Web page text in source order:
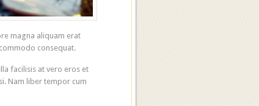
magna aliquam erat
consequat.
facilisis at vero eros et
Nam liber tempor cum